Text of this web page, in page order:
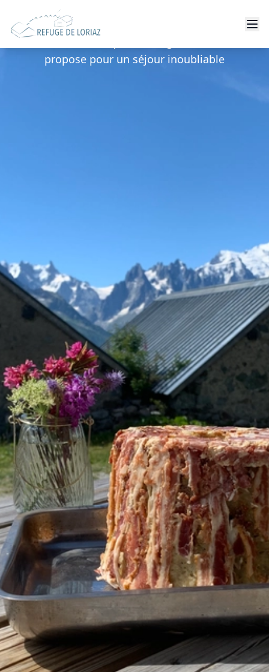
Nos Services
Découvrez tout ce que le Refuge de Loriaz vous
propose pour un séjour inoubliable